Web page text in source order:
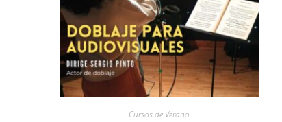
Cursos de Verano